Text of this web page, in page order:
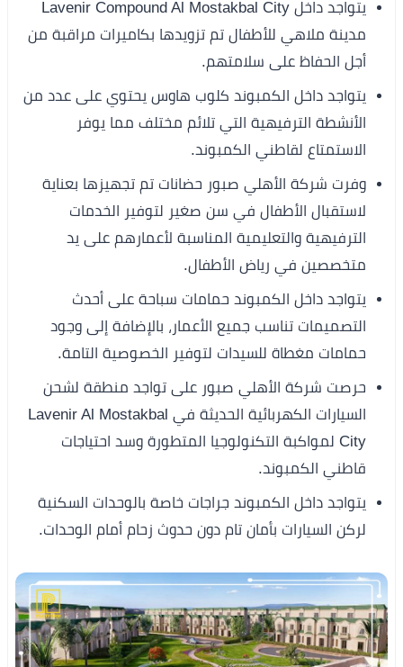
يتواجد داخل Lavenir Compound Al Mostakbal City
مدينة ملاهي للأطفال تم تزويدها بكاميرات مراقبة من
أجل الحفاظ على سلامتهم.
يتواجد داخل الكمبوند كلوب هاوس يحتوي على عدد من
الأنشطة الترفيهية التي تلائم مختلف مما يوفر
الاستمتاع لقاطني الكمبوند.
وفرت شركة الأهلي صبور حضانات تم تجهيزها بعناية
لاستقبال الأطفال في سن صغير لتوفير الخدمات
الترفيهية والتعليمية المناسبة لأعمارهم على يد
متخصصين في رياض الأطفال.
يتواجد داخل الكمبوند حمامات سباحة على أحدث
التصميمات تناسب جميع الأعمار، بالإضافة إلى وجود
حمامات مغطاة للسيدات لتوفير الخصوصية التامة.
حرصت شركة الأهلي صبور على تواجد منطقة لشحن
السيارات الكهربائية الحديثة في Lavenir Al Mostakbal
City لمواكبة التكنولوجيا المتطورة وسد احتياجات
قاطني الكمبوند.
يتواجد داخل الكمبوند جراجات خاصة بالوحدات السكنية
لركن السيارات بأمان تام دون حدوث زحام أمام الوحدات.